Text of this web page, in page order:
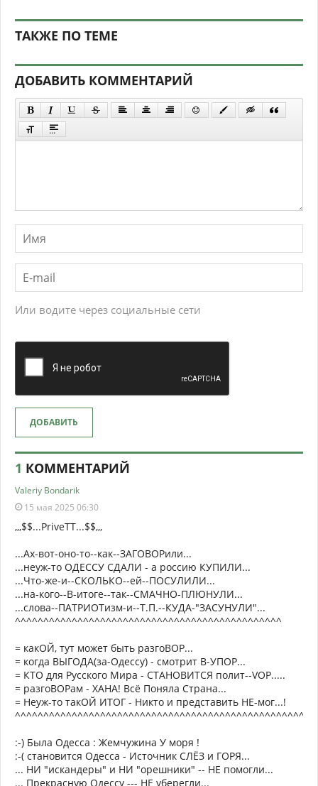
ТАКЖЕ ПО ТЕМЕ
ДОБАВИТЬ КОММЕНТАРИЙ
Или водите через социальные сети
ДОБАВИТЬ
1 КОММЕНТАРИЙ
Valeriy Bondarik
15 мая 2025 06:30
,,,$$...PriveTT...$$,,,
...Ах-вот-оно-то--как--ЗАГОВОРили...
...неуж-то ОДЕССУ СДАЛИ - а россию КУПИЛИ...
...Что-же-и--СКОЛЬКО--ей--ПОСУЛИЛИ...
...на-кого--В-итоге--так--СМАЧНО-ПЛЮНУЛИ...
...слова--ПАТРИОТизм-и--Т.П.--КУДА-"ЗАСУНУЛИ"...
^^^^^^^^^^^^^^^^^^^^^^^^^^^^^^^^^^^^^^^^^^^^^^^
= какОЙ, тут может быть разгоВОР...
= когда ВЫГОДА(за-Одессу) - смотрит В-УПОР...
= КТО для Русского Мира - СТАНОВИТСЯ полит--VOP.....
= разгоВОРам - ХАНА! Всё Поняла Страна...
= Неуж-то такОЙ ИТОГ - Никто и представить НЕ-мог...!
:-) Была Одесса : Жемчужина У моря !
:-( становится Одесса - Источник СЛЁЗ и ГОРЯ...
... НИ "искандеры" и НИ "орешники" -- НЕ помогли...
... Прекрасную Одессу --- НЕ уберегли...